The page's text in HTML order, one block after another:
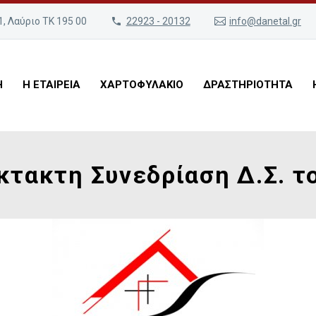
Λαύριο ΤΚ 195 00 22923 - 20132 info@danetal.gr
Η ΕΤΑΙΡΕΙΑ ΧΑΡΤΟΦΥΛΑΚΙΟ ΔΡΑΣΤΗΡΙΟΤΗΤΑ
Συνεδρίαση Δ.Σ.